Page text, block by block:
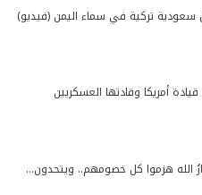
تركية في سماء اليمن (فيديو)
أمريكا وقادتها العسكريين
الله هزموا كل خصومهم.. ويتحدون…